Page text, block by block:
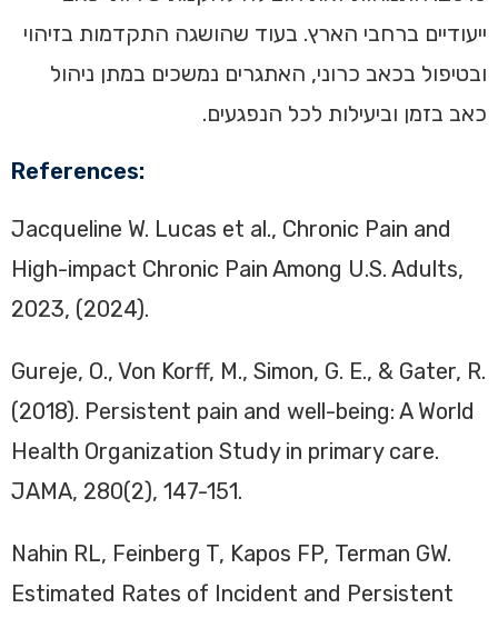
ייעודיים ברחבי הארץ.‏ בעוד שהושגה התקדמות בזיהוי
ובטיפול בכאב כרוני, האתגרים נמשכים במתן ניהול
כאב בזמן וביעילות לכל הנפגעים.‏
References:
Jacqueline W. Lucas et al., Chronic Pain and
High-impact Chronic Pain Among U.S. Adults,
2023, (2024).
Gureje, O., Von Korff, M., Simon, G. E., & Gater, R.
(2018). Persistent pain and well-being: A World
Health Organization Study in primary care.
JAMA, 280(2), 147-151.
Nahin RL, Feinberg T, Kapos FP, Terman GW.
Estimated Rates of Incident and Persistent